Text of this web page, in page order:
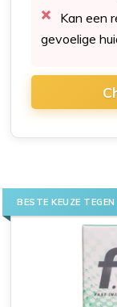
Kan een
gevoelige
BESTE KEUZE